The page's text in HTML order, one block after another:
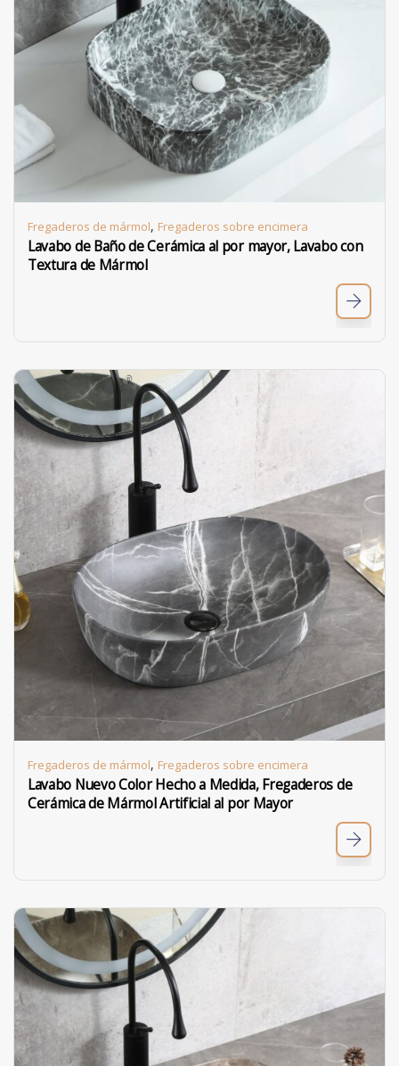
Fregaderos de mármol, Fregaderos sobre encimera
Lavabo de Baño de Cerámica al por mayor, Lavabo con
Textura de Mármol
Fregaderos de mármol, Fregaderos sobre encimera
Lavabo Nuevo Color Hecho a Medida, Fregaderos de
Cerámica de Mármol Artificial al por Mayor